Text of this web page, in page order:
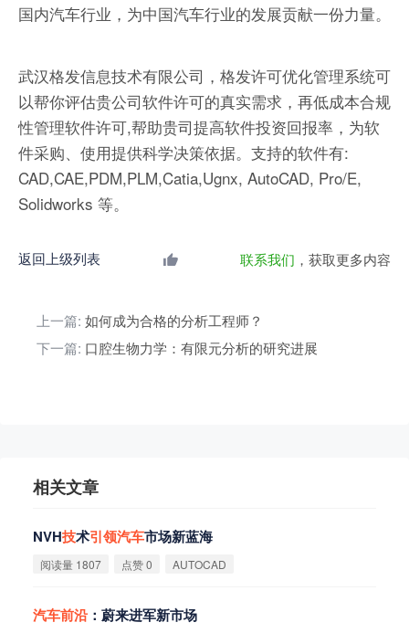
国内汽车行业，为中国汽车行业的发展贡献一份力量。
武汉格发信息技术有限公司，格发许可优化管理系统可
以帮你评估贵公司软件许可的真实需求，再低成本合规
性管理软件许可,帮助贵司提高软件投资回报率，为软
件采购、使用提供科学决策依据。支持的软件有:
CAD,CAE,PDM,PLM,Catia,Ugnx, AutoCAD, Pro/E,
Solidworks 等。
返回上级列表 联系我们 ，获取更多内容
上一篇: 如何成为合格的分析工程师？
下一篇: 口腔生物力学：有限元分析的研究进展
相关文章
NVH技术引领汽车市场新蓝海
阅读量 1807 点赞 0 AUTOCAD
汽车前沿 ：蔚来进军新市场